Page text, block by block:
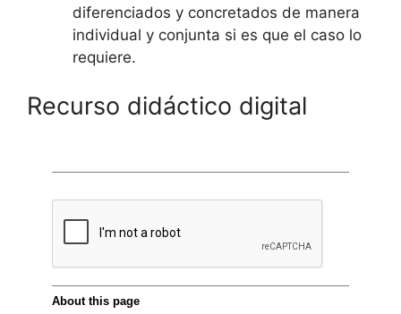
diferenciados y concretados de manera
individual y conjunta si es que el caso lo
requiere.
Recurso didáctico digital